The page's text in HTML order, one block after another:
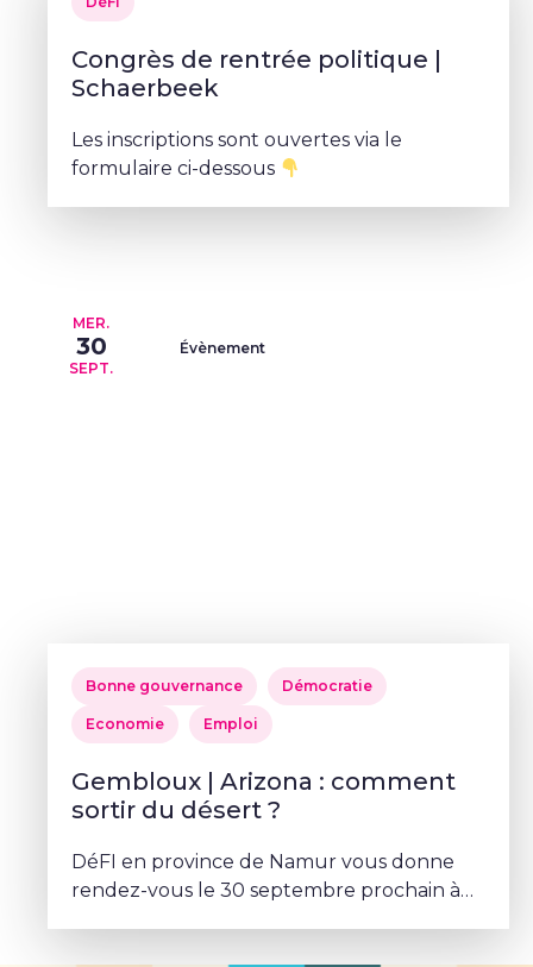
Congrès de rentrée politique |
Schaerbeek
Les inscriptions sont ouvertes via le
formulaire ci-dessous
MER.
30
SEPT.
Évènement
Bonne gouvernance Démocratie
Economie Emploi
Gembloux | Arizona : comment
sortir du désert ?
DéFI en province de Namur vous donne
rendez-vous le 30 septembre prochain à